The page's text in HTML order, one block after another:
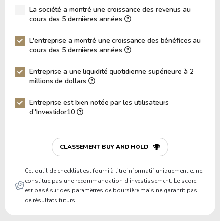
Dette Nette / EBITDA
Dette Nette / EBIT
Dette Brute / Capitaux Propres
Capitaux Propres / Actifs
0.10
Passifs / Actifs
Ratio de Liquidité
P/Actif Circulant Net
La société a montré une croissance des revenus au
cours des 5 dernières années
L'entreprise a montré une croissance des bénéfices au
cours des 5 dernières années
Entreprise a une liquidité quotidienne supérieure à 2
millions de dollars
Entreprise est bien notée par les utilisateurs
d’'Investidor10
CLASSEMENT BUY AND HOLD
Cet outil de checklist est fourni à titre informatif uniquement et ne
constitue pas une recommandation d'investissement. Le score
est basé sur des paramètres de boursière mais ne garantit pas
de résultats futurs.